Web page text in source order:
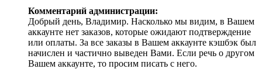
Комментарий администрации:
Добрый день, Владимир. Насколько мы видим, в Вашем
аккаунте нет заказов, которые ожидают подтверждение
или оплаты. За все заказы в Вашем аккаунте кэшбэк был
начислен и частично выведен Вами. Если речь о другом
Вашем аккаунте, то просим писать с него.